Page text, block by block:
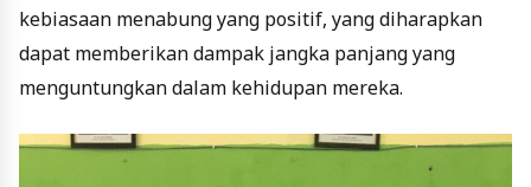
kebiasaan menabung yang positif, yang diharapkan
dapat memberikan dampak jangka panjang yang
menguntungkan dalam kehidupan mereka.